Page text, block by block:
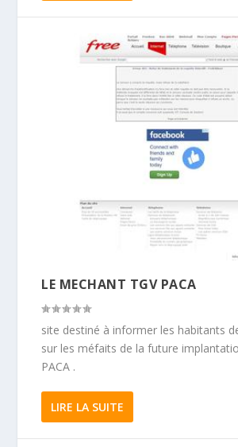
LE MECHANT TGV PACA
site destiné à informer les habitants
sur les méfaits de la future
PACA .
LIRE LA SUITE